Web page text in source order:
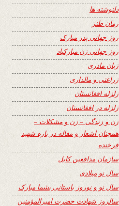
دلنوشته ها
رمان طنز
روز جهانی پدر مبارک
روز جهانی زن مبارکباد
زبان مادری
زراعتی و مالداری
زلزله افغانستان
زلزله در افغانستان
زن و زندگی – زن و مشکلات –
همچنان اشعار و مقاله در باره شهید
فرخنده
سازمان مدافعین کابل
سال نو میلادی
سال نو و نوروز باستانی بشما مبارک
سالروز شهادت حضرت امیرالمؤمنین